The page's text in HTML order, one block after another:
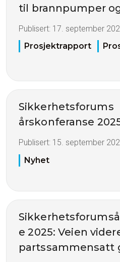
til brannpumper
Publisert: 17. september
Prosjektrapport
Sikkerhetsforums
årskonferanse
Publisert: 15. september
Nyhet
e 2025: Veien
partssammensatt